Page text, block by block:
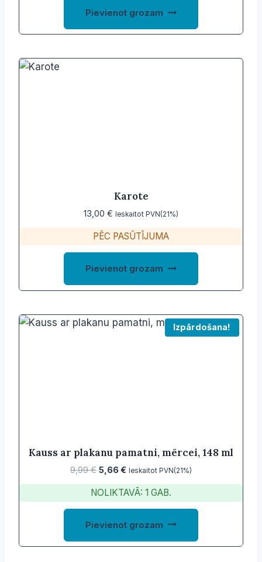
Pievienot grozam
Karote
13,00 € Ieskaitot PVN(21%)
PĒC PASŪTĪJUMA
Pievienot grozam
Izpārdošana!
Kauss ar plakanu pamatni, mērcei, 148 ml
9,99€ Original
price
was:
9,99 €.
5,66€Current
price
is:
5,66 €.
Ieskaitot PVN(21%)
NOLIKTAVĀ: 1 GAB.
Pievienot grozam